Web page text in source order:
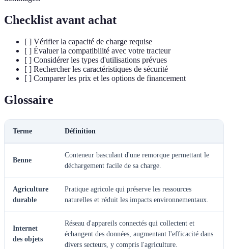
Checklist avant achat
[ ] Vérifier la capacité de charge requise
[ ] Évaluer la compatibilité avec votre tracteur
[ ] Considérer les types d'utilisations prévues
[ ] Rechercher les caractéristiques de sécurité
[ ] Comparer les prix et les options de financement
Glossaire
Terme Définition
Benne
Conteneur basculant d'une remorque permettant le
déchargement facile de sa charge.
Agriculture
durable
Pratique agricole qui préserve les ressources
naturelles et réduit les impacts environnementaux.
Internet
des objets
Réseau d'appareils connectés qui collectent et
échangent des données, augmentant l'efficacité dans
divers secteurs, y compris l'agriculture.